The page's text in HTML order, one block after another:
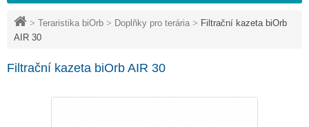
> Teraristika biOrb > Doplňky pro terária > Filtrační kazeta biOrb
AIR 30
Filtrační kazeta biOrb AIR 30